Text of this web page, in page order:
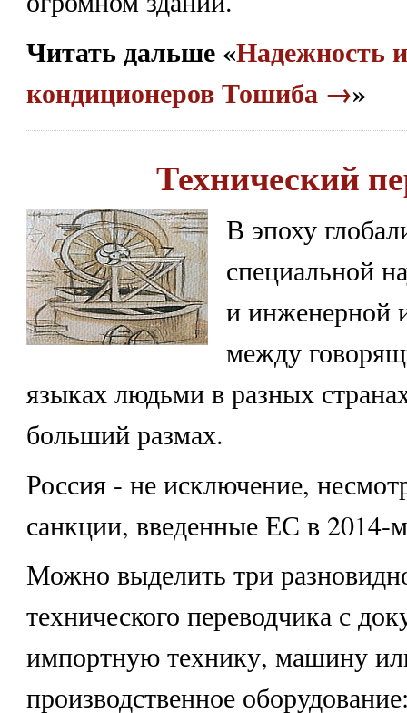
Читать дальше «Надежность
кондиционеров Тошиба →»
Технический
В эпоху
специальной
и инженерной
между
языках людьми в разных
больший размах.
Россия - не исключение,
санкции, введенные ЕС в 2014-
Можно выделить три
технического переводчика с
импортную технику, машину
производственное